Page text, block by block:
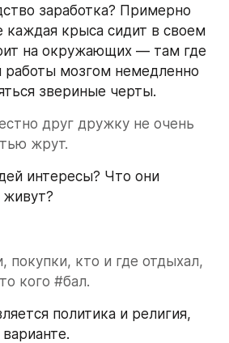
заработка? Примерно
каждая крыса сидит в своем
на окружающих — там где
работы мозгом немедленно
звериные черты.
друг дружку не очень
жрут.
интересы? Что они
покупки, кто и где отдыхал,
кого #бал.
политика и религия,